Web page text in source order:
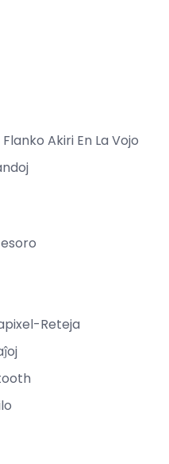
Akiri En La Vojo
Reteja